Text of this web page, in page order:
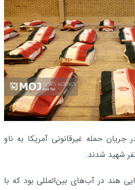
جریان حمله غیرقانونی آمریکا به ناو
هند در آب‌های بین‌المللی بود که با